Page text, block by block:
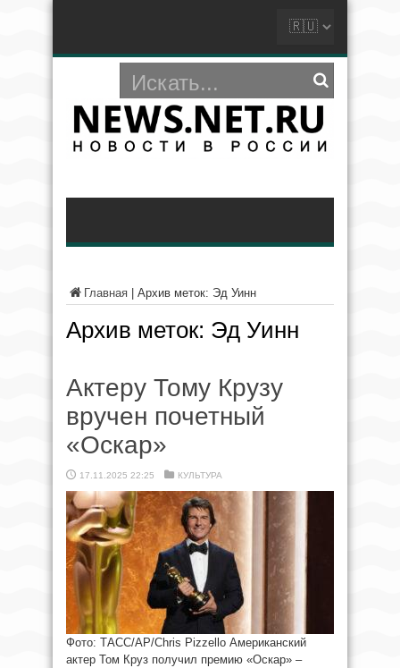
Главная Архив меток: Эд Уинн
Архив меток: Эд Уинн
Актеру Тому Крузу
вручен почетный
«Оскар»
17.11.2025 22:25 КУЛЬТУРА
Фото: ТАСС/AP/Chris Pizzello Американский
актер Том Круз получил премию «Оскар» –